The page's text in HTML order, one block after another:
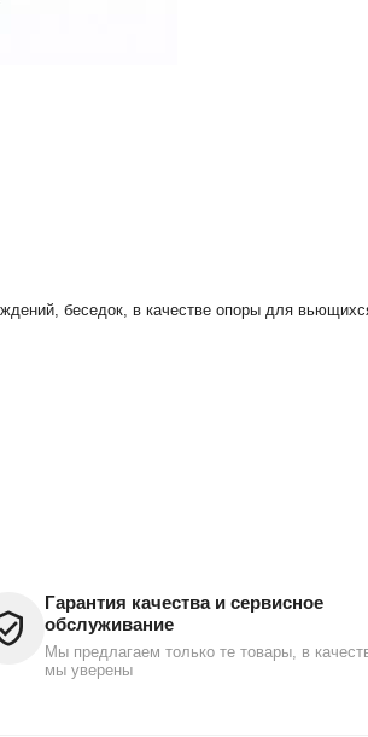
беседок, в качестве опоры для
Гарантия качества и сервисное
обслуживание
Мы предлагаем только те товары, в
мы уверены